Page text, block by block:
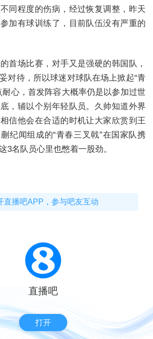
同程度的伤病，经过恢复调整，昨天
加有球训练了，目前队伍没有严重的
首场比赛，对手又是强硬的韩国队，
对待，所以球迷对球队在场上掀起“青
耐心，首发阵容大概率仍是以参加过世
，辅以个别年轻队员。久帅知道外界
信他会在合适的时机让大家欣赏到王
纪闻组成的“青春三叉戟”在国家队携
3名队员心里也憋着一股劲。
直播吧APP，参与吧友互动
直播吧
打开